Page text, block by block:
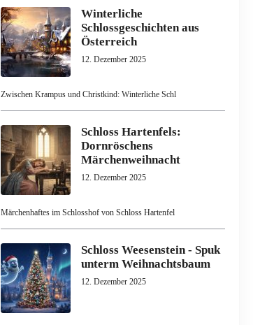
Winterliche
Schlossgeschichten aus
Österreich
12. Dezember 2025
Zwischen Krampus und Christkind: Winterliche Schl
Schloss Hartenfels:
Dornröschens
Märchenweihnacht
12. Dezember 2025
Märchenhaftes im Schlosshof von Schloss Hartenfel
Schloss Weesenstein - Spuk
unterm Weihnachtsbaum
12. Dezember 2025